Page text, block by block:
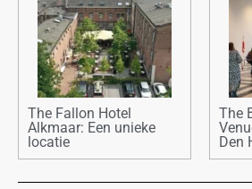
The Fallon Hotel
Alkmaar: Een unieke
locatie
The
Den